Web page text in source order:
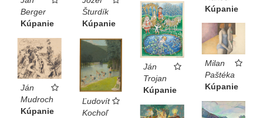
Berger
Kúpanie
Šturdík
Kúpanie
Kúpanie
Ján
Trojan
Kúpanie
Milan
Paštéka
Kúpanie
Ján
Mudroch
Kúpanie
Ľudovít
Kochoľ